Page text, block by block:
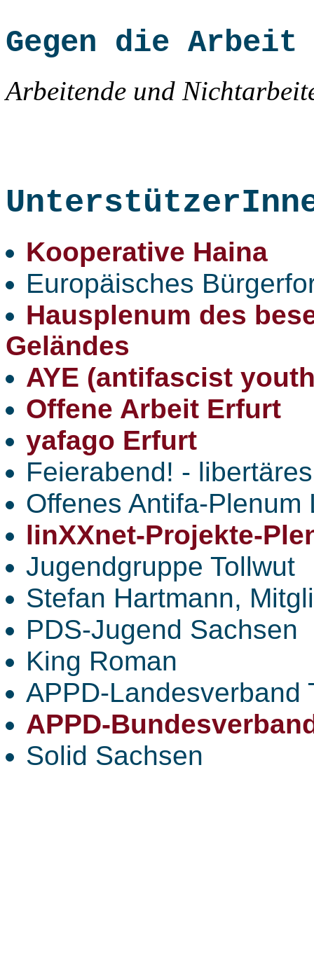
Gegen die
Arbeitende und
Kooperative Haina
Europäisches
Hausplenum des
Geländes
AYE (antifascist
Offene Arbeit Erfurt
yafago Erfurt
Feierabend! -
Offenes Antifa-Plenum
linXXnet-Projekte-
Jugendgruppe Tollwut
Stefan Hartmann,
PDS-Jugend Sachsen
King Roman
APPD-Landesverband
APPD-
Solid Sachsen